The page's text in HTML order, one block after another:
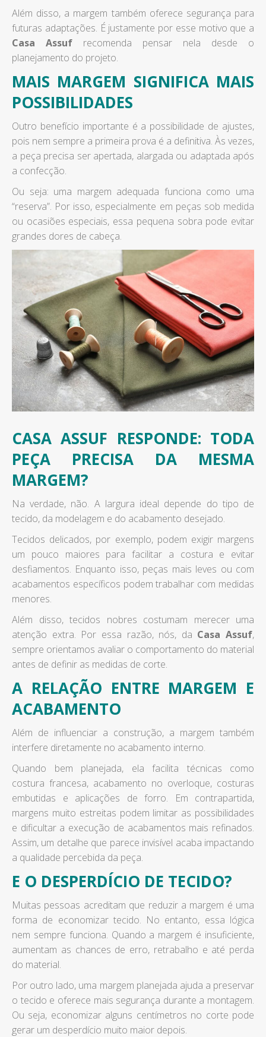
Além disso, a margem também oferece segurança para
futuras adaptações. É justamente por esse motivo que a
Casa Assuf recomenda pensar nela desde o
planejamento do projeto.
MAIS MARGEM SIGNIFICA MAIS
POSSIBILIDADES
Outro benefício importante é a possibilidade de ajustes,
pois nem sempre a primeira prova é a definitiva. Às vezes,
a peça precisa ser apertada, alargada ou adaptada após
a confecção.
Ou seja: uma margem adequada funciona como uma
“reserva”. Por isso, especialmente em peças sob medida
ou ocasiões especiais, essa pequena sobra pode evitar
grandes dores de cabeça.
CASA ASSUF RESPONDE: TODA
PEÇA PRECISA DA MESMA
MARGEM?
Na verdade, não. A largura ideal depende do tipo de
tecido, da modelagem e do acabamento desejado.
Tecidos delicados, por exemplo, podem exigir margens
um pouco maiores para facilitar a costura e evitar
desfiamentos. Enquanto isso, peças mais leves ou com
acabamentos específicos podem trabalhar com medidas
menores.
Além disso, tecidos nobres costumam merecer uma
atenção extra. Por essa razão, nós, da Casa Assuf,
sempre orientamos avaliar o comportamento do material
antes de definir as medidas de corte.
A RELAÇÃO ENTRE MARGEM E
ACABAMENTO
Além de influenciar a construção, a margem também
interfere diretamente no acabamento interno.
Quando bem planejada, ela facilita técnicas como
costura francesa, acabamento no overloque, costuras
embutidas e aplicações de forro. Em contrapartida,
margens muito estreitas podem limitar as possibilidades
e dificultar a execução de acabamentos mais refinados.
Assim, um detalhe que parece invisível acaba impactando
a qualidade percebida da peça.
E O DESPERDÍCIO DE TECIDO?
Muitas pessoas acreditam que reduzir a margem é uma
forma de economizar tecido. No entanto, essa lógica
nem sempre funciona. Quando a margem é insuficiente,
aumentam as chances de erro, retrabalho e até perda
do material.
Por outro lado, uma margem planejada ajuda a preservar
o tecido e oferece mais segurança durante a montagem.
Ou seja, economizar alguns centímetros no corte pode
gerar um desperdício muito maior depois.